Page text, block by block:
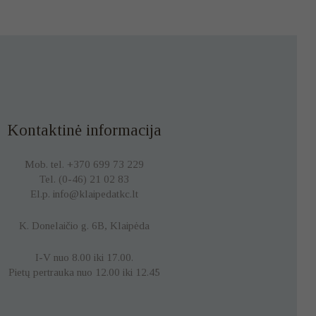
Kontaktinė informacija
Mob. tel. +370 699 73 229
Tel. (0-46) 21 02 83
El.p. info@klaipedatkc.lt
K. Donelaičio g. 6B, Klaipėda
I-V nuo 8.00 iki 17.00.
Pietų pertrauka nuo 12.00 iki 12.45